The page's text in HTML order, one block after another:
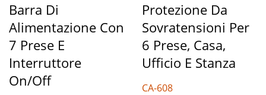
Barra Di
Alimentazione Con
7 Prese E
Interruttore
On/Off
Protezione Da
Sovratensioni Per
6 Prese, Casa,
Ufficio E Stanza
CA-608